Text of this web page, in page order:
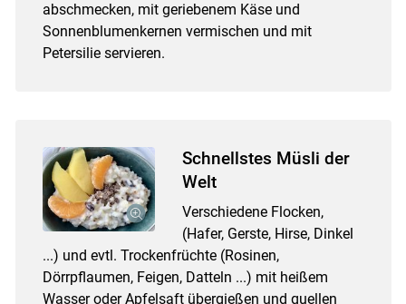
abschmecken, mit geriebenem Käse und
Sonnenblumenkernen vermischen und mit
Petersilie servieren.
Schnellstes Müsli der
Welt
Verschiedene Flocken,
(Hafer, Gerste, Hirse, Dinkel
...) und evtl. Trockenfrüchte (Rosinen,
Dörrpflaumen, Feigen, Datteln ...) mit heißem
Wasser oder Apfelsaft übergießen und quellen